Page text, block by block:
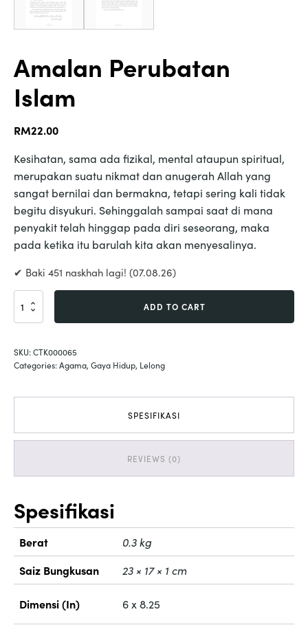
Amalan Perubatan
Islam
RM22.00
Kesihatan, sama ada fizikal, mental ataupun spiritual,
merupakan suatu nikmat dan anugerah Allah yang
sangat bernilai dan bermakna, tetapi sering kali tidak
begitu disyukuri. Sehinggalah sampai saat di mana
penyakit telah hinggap pada diri seseorang, maka
pada ketika itu barulah kita akan menyesalinya.
✔ Baki 451 naskhah lagi! (07.08.26)
Amalan
Perubatan
ADD TO CART
SKU:CTK000065
Categories:Agama, Gaya Hidup, Lelong
SPESIFIKASI
REVIEWS (0)
Spesifikasi
Berat
0.3 kg
Saiz Bungkusan
23 × 17 × 1 cm
Dimensi (In) 6 x 8.25